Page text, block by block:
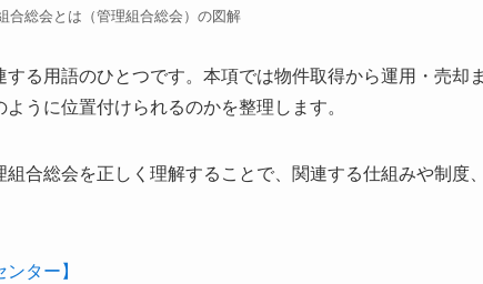
合総会とは（管理組合総会）の図解
る用語のひとつです。本項では物件取得から運用・売却
うに位置付けられるのかを整理します。
合総会を正しく理解することで、関連する仕組みや制度
ター】